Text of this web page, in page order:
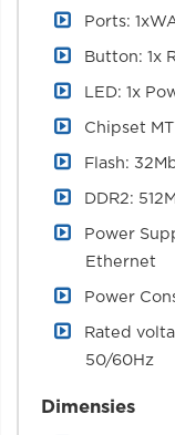
Ports:
Button: 1x
LED: 1x
Chipset
Flash:
DDR2:
Power
Ethernet
Power
Rated
50/60Hz
Dimensies